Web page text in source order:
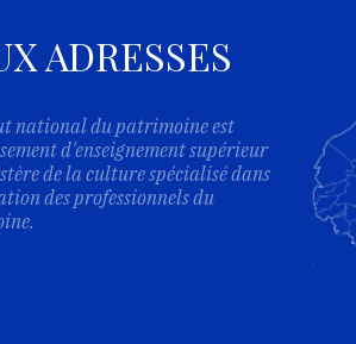
ADRESSES
national du patrimoine est
d'enseignement supérieur
de la culture spécialisé dans
des professionnels du